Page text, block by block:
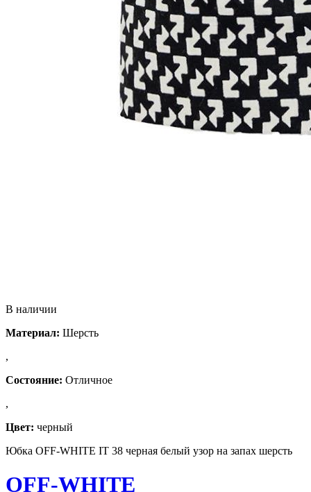
В наличии
Материал: Шерсть
,
Состояние: Отличное
,
Цвет: черный
Юбка OFF-WHITE IT 38 черная белый узор на запах шерсть
OFF-WHITE